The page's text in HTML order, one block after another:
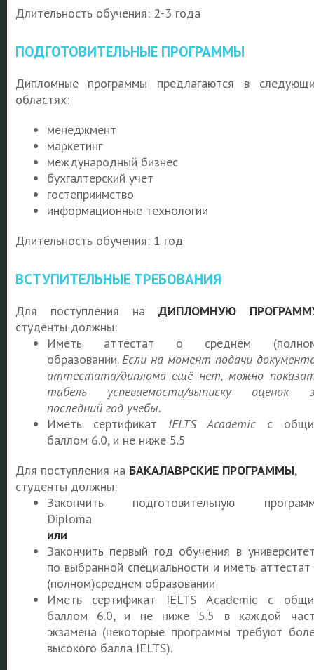
Длительность обучения: 2-3 года
ПОДГОТОВИТЕЛЬНЫЕ ПРОГРАММЫ
Дипломные программы предлагаются в
областях:
менеджмент
маркетинг
международный бизнес
бухгалтерский учет
гостеприимство
информационные технологии
Длительность обучения: 1 год
ВСТУПИТЕЛЬНЫЕ ТРЕБОВАНИЯ
Для поступления на ДИПЛОМНУЮ
студенты должны:
Иметь аттестат о среднем
образовании.Если на момент подачи
аттестата/диплома ещё нет, можно
табель успеваемости/выписку оценок
последний год учебы.
Иметь сертификат IELTS Academicс
баллом 6.0, и не ниже 5.5
Для поступления на БАКАЛАВРСКИЕ ПРОГРАММЫ,
студенты должны:
Закончить подготовительную
Diploma
или
Закончить первый год обучения в
по выбранной специальности и иметь
(полном)среднем образовании
Иметь сертификат IELTS Academic с
баллом 6.0, и не ниже 5.5 в каждой
экзамена (некоторые программы требуют
высокого балла IELTS).